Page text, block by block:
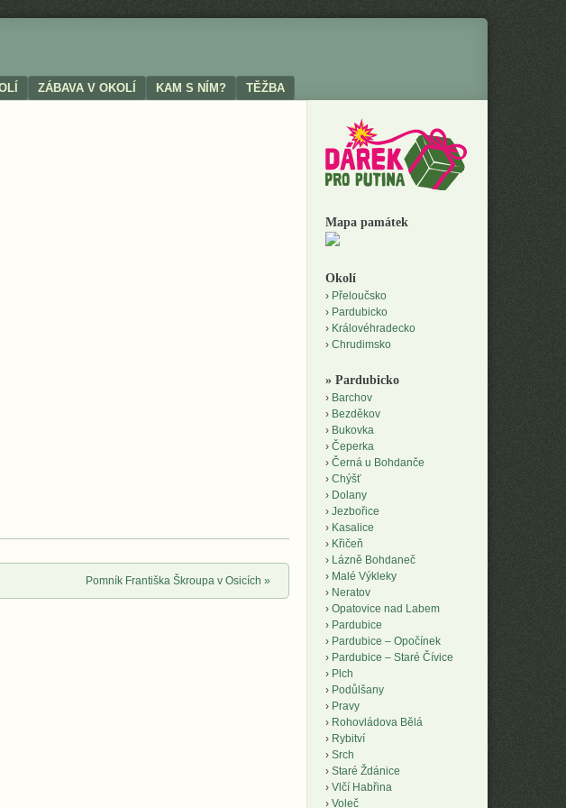
ZÁBAVA V OKOLÍ KAM S NÍM? TĚŽBA
Pomník Františka Škroupa v Osicích »
Mapa památek
Okolí
Přeloučsko
Pardubicko
Královéhradecko
Chrudimsko
» Pardubicko
Barchov
Bezděkov
Bukovka
Čeperka
Černá u Bohdanče
Chýšť
Dolany
Jezbořice
Kasalice
Křičeň
Lázně Bohdaneč
Malé Výkleky
Neratov
Opatovice nad Labem
Pardubice
Pardubice – Opočínek
Pardubice – Staré Čívice
Plch
Podůlšany
Pravy
Rohovládova Bělá
Rybitví
Srch
Staré Ždánice
Vlčí Habřina
Voleč